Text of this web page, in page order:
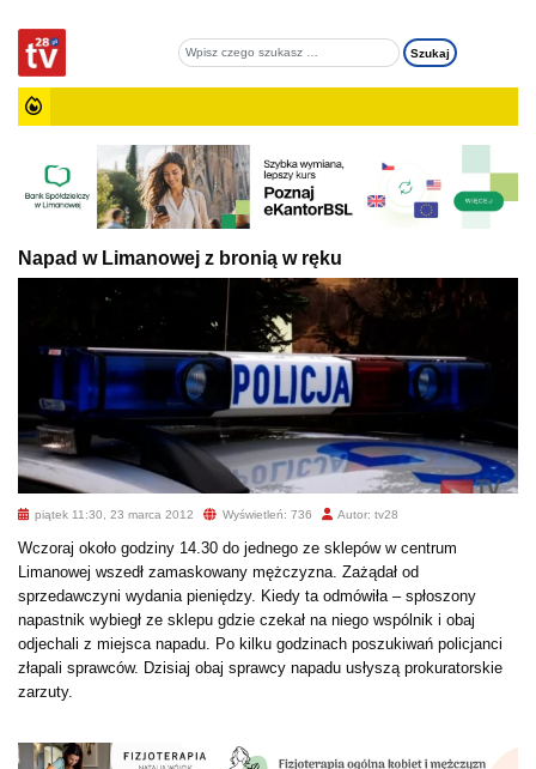
Napad w Limanowej z bronią w ręku
piątek 11:30, 23 marca 2012 Wyświetleń: 736 Autor: tv28
Wczoraj około godziny 14.30 do jednego ze sklepów w centrum
Limanowej wszedł zamaskowany mężczyzna. Zażądał od
sprzedawczyni wydania pieniędzy. Kiedy ta odmówiła – spłoszony
napastnik wybiegł ze sklepu gdzie czekał na niego wspólnik i obaj
odjechali z miejsca napadu. Po kilku godzinach poszukiwań policjanci
złapali sprawców. Dzisiaj obaj sprawcy napadu usłyszą prokuratorskie
zarzuty.